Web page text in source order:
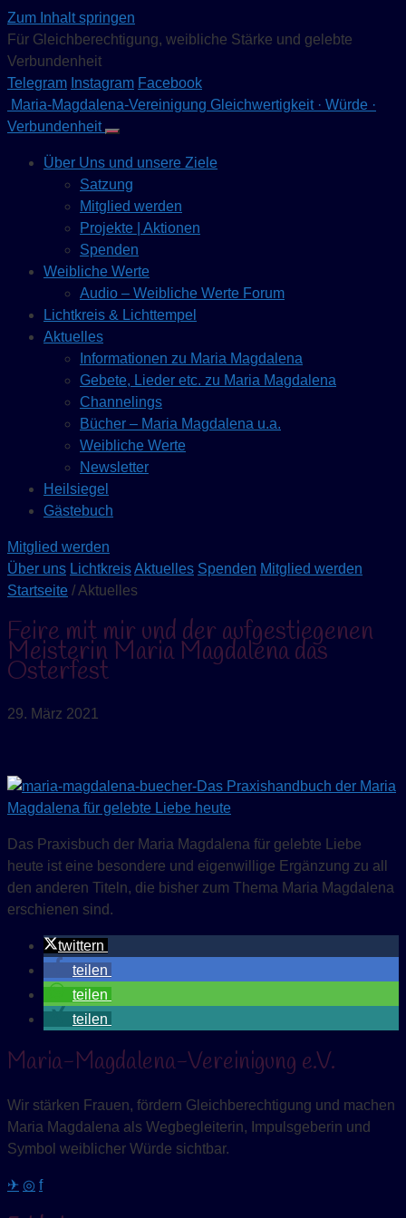
Zum Inhalt springen
Für Gleichberechtigung, weibliche Stärke und gelebte
Verbundenheit
Telegram Instagram Facebook
Maria-Magdalena-Vereinigung Gleichwertigkeit · Würde ·
Verbundenheit
Über Uns und unsere Ziele
Satzung
Mitglied werden
Projekte | Aktionen
Spenden
Weibliche Werte
Audio – Weibliche Werte Forum
Lichtkreis & Lichttempel
Aktuelles
Informationen zu Maria Magdalena
Gebete, Lieder etc. zu Maria Magdalena
Channelings
Bücher – Maria Magdalena u.a.
Weibliche Werte
Newsletter
Heilsiegel
Gästebuch
Mitglied werden
Über uns LichtkreisAktuelles Spenden Mitglied werden
Startseite / Aktuelles
Feire mit mir und der aufgestiegenen
Meisterin Maria Magdalena das
Osterfest
29. März 2021
Das Praxisbuch der Maria Magdalena für gelebte Liebe
heute ist eine besondere und eigenwillige Ergänzung zu all
den anderen Titeln, die bisher zum Thema Maria Magdalena
erschienen sind.
twittern
teilen
teilen
teilen
Maria-Magdalena-Vereinigung e.V.
Wir stärken Frauen, fördern Gleichberechtigung und machen
Maria Magdalena als Wegbegleiterin, Impulsgeberin und
Symbol weiblicher Würde sichtbar.
✈ ◎ f